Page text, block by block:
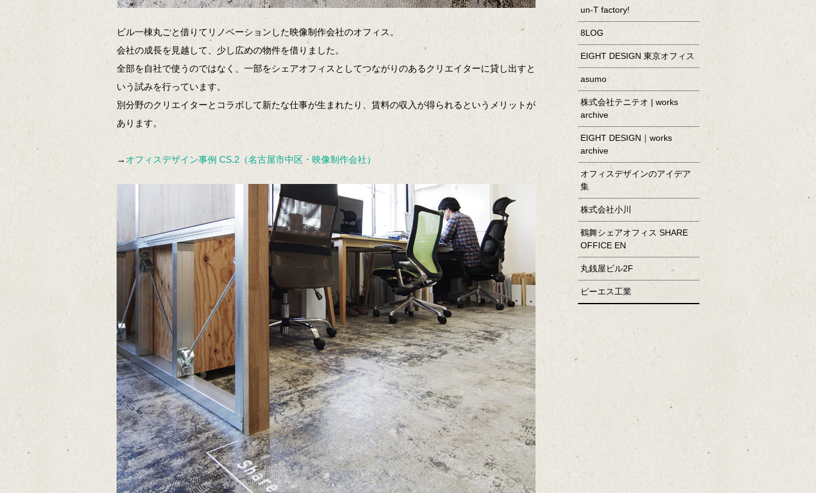
ビル一棟丸ごと借りてリノベーションした映像制作会社のオフィス。
会社の成長を見越して、少し広めの物件を借りました。
全部を自社で使うのではなく、一部をシェアオフィスとしてつながりのあるクリエイターに貸し出すと
いう試みを行っています。
別分野のクリエイターとコラボして新たな仕事が生まれたり、賃料の収入が得られるというメリットが
あります。
→ オフィスデザイン事例 CS.2（名古屋市中区・映像制作会社）
un-T factory!
8LOG
EIGHT DESIGN 東京オフィス
asumo
株式会社テニテオ | works
archive
EIGHT DESIGN｜works
archive
オフィスデザインのアイデア
集
株式会社小川
鶴舞シェアオフィス SHARE
OFFICE EN
丸銭屋ビル2F
ピーエス工業